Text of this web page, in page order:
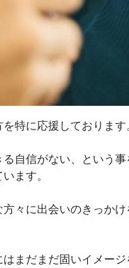
特に応援しております
自信がない、という
ます。
々に出会いのきっか
まだまだ固いイメー